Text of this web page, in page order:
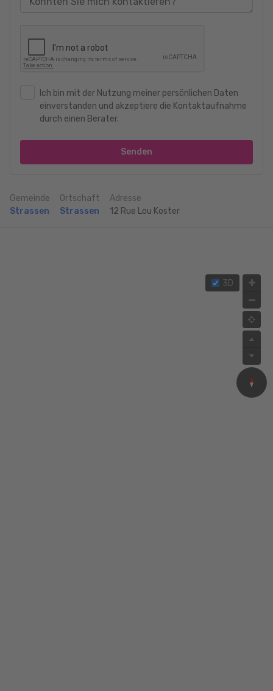
Ich bin mit der Nutzung meiner persönlichen Daten
einverstanden und akzeptiere die Kontaktaufnahme
durch einen Berater.
Senden
Gemeinde
Strassen
Ortschaft
Strassen
Adresse
12 Rue Lou Koster
3D